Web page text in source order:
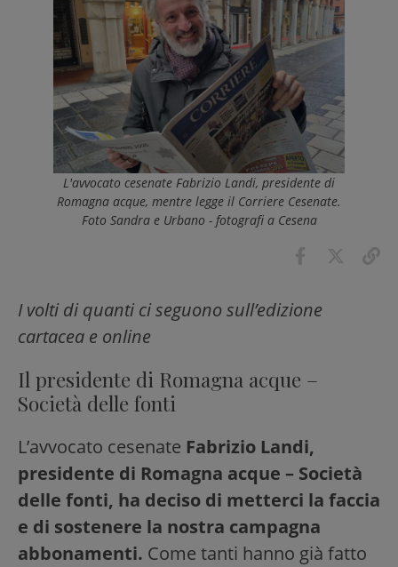
L'avvocato cesenate Fabrizio Landi, presidente di
Romagna acque, mentre legge il Corriere Cesenate.
Foto Sandra e Urbano - fotografi a Cesena
I volti di quanti ci seguono sull’edizione
cartacea e online
Il presidente di Romagna acque –
Società delle fonti
L’avvocato cesenate Fabrizio Landi,
presidente di Romagna acque – Società
delle fonti, ha deciso di metterci la faccia
e di sostenere la nostra campagna
abbonamenti. Come tanti hanno già fatto